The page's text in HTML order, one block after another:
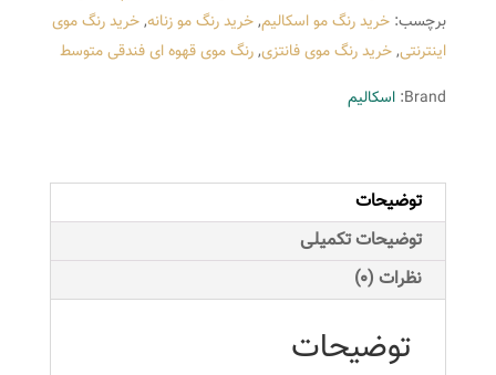
رنگ
قهوه
ای
عدد
برچسب: خرید رنگ مو اسکالیم,خرید رنگ مو زنانه,خرید رنگ موی
اینترنتی,خرید رنگ موی فانتزی,رنگ موی قهوه ای فندقی متوسط
Brand: اسکالیم
توضیحات
توضیحات تکمیلی
نظرات (0)
توضیحات